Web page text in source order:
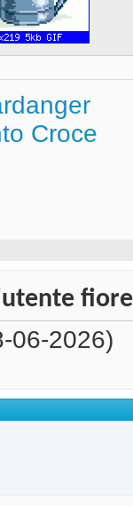
Croce
06-2026)